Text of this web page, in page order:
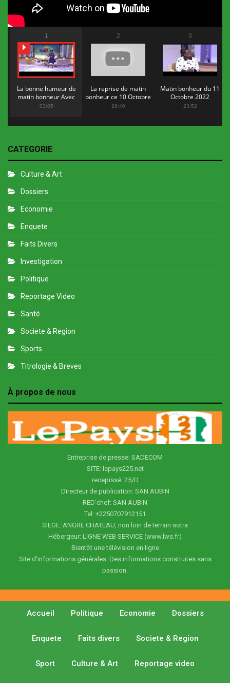
1
La bonne humeur de
matin bonheur Avec
Flopy Mendosa
03:05
2
La reprise de matin
bonheur ce 10 Octobre
2022
26:40
3
Matin bonheur du 11
Octobre 2022
23:52
CATEGORIE
Culture & Art
Dossiers
Economie
Enquete
Faits Divers
Investigation
Politique
Reportage Video
Santé
Societe & Region
Sports
Titrologie & Breves
À propos de nous
Entreprise de presse: SADECOM
SITE: lepays225.net
recepissé: 25/D
Directeur de publication: SAN AUBIN
RED'chef: SAN AUBIN
Tel: +2250707912151
SIEGE: ANGRE CHATEAU, non loin de terrain sotra
Hébergeur: LIGNE WEB SERVICE (www.lws.fr)
Bientôt une télévision en ligne
Site d'informations générales. Des informations construites sans
passion.
Accueil Politique Economie Dossiers
Enquete Faits divers Societe & Region
Sport Culture & Art Reportage video